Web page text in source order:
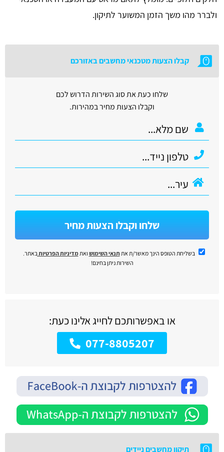
ולברר מהו משך הזמן המשוער לתיקון.
קבלו הצעות מטכנאי מחשבים באזורכם
שלחו כעת את סוג השירות הדרוש לכם
וקבלו הצעות מחיר במהירות.
שלחו וקבלו הצעות מחיר
בשליחת הטופס הינך מאשר/ת את תנאי השימוש ואתמדיניות הפרטיותבאתר.
השירות ניתן בחינם!
או באפשרותכם לחייג אלינו כעת:
077-8805207
תיקון מחשבים ניידים